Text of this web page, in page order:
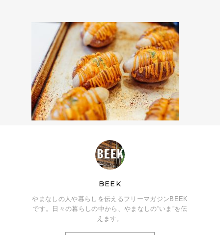
BEEK
やまなしの人や暮らしを伝えるフリーマガジンBEEK
です。日々の暮らしの中から、やまなしの“いま”を伝
えます。